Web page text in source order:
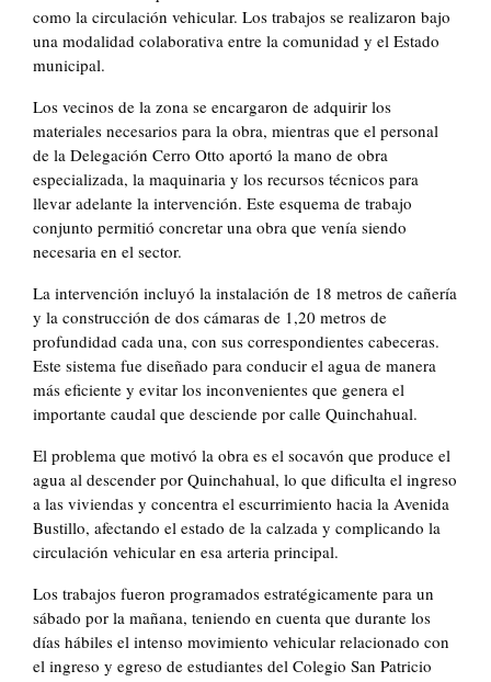
como la circulación vehicular. Los trabajos se realizaron bajo
una modalidad colaborativa entre la comunidad y el Estado
municipal.
Los vecinos de la zona se encargaron de adquirir los
materiales necesarios para la obra, mientras que el personal
de la Delegación Cerro Otto aportó la mano de obra
especializada, la maquinaria y los recursos técnicos para
llevar adelante la intervención. Este esquema de trabajo
conjunto permitió concretar una obra que venía siendo
necesaria en el sector.
La intervención incluyó la instalación de 18 metros de cañería
y la construcción de dos cámaras de 1,20 metros de
profundidad cada una, con sus correspondientes cabeceras.
Este sistema fue diseñado para conducir el agua de manera
más eficiente y evitar los inconvenientes que genera el
importante caudal que desciende por calle Quinchahual.
El problema que motivó la obra es el socavón que produce el
agua al descender por Quinchahual, lo que dificulta el ingreso
a las viviendas y concentra el escurrimiento hacia la Avenida
Bustillo, afectando el estado de la calzada y complicando la
circulación vehicular en esa arteria principal.
Los trabajos fueron programados estratégicamente para un
sábado por la mañana, teniendo en cuenta que durante los
días hábiles el intenso movimiento vehicular relacionado con
el ingreso y egreso de estudiantes del Colegio San Patricio